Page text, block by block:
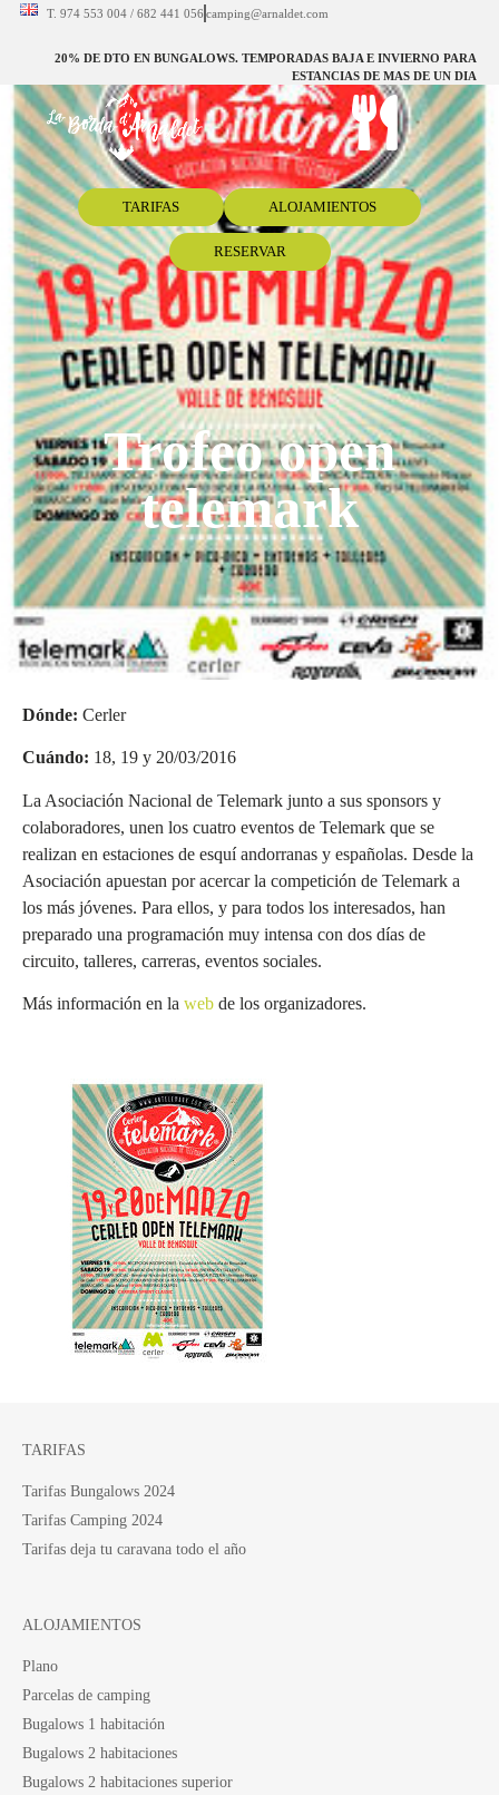
T. 974 553 004 / 682 441 056 camping@arnaldet.com
20% DE DTO EN BUNGALOWS. TEMPORADAS BAJA E INVIERNO PARA
ESTANCIAS DE MAS DE UN DIA
TARIFAS ALOJAMIENTOS
RESERVAR
Trofeo open
telemark
Dónde: Cerler
Cuándo: 18, 19 y 20/03/2016
La Asociación Nacional de Telemark junto a sus sponsors y
colaboradores, unen los cuatro eventos de Telemark que se
realizan en estaciones de esquí andorranas y españolas. Desde la
Asociación apuestan por acercar la competición de Telemark a
los más jóvenes. Para ellos, y para todos los interesados, han
preparado una programación muy intensa con dos días de
circuito, talleres, carreras, eventos sociales.
Más información en la web de los organizadores.
TARIFAS
Tarifas Bungalows 2024
Tarifas Camping 2024
Tarifas deja tu caravana todo el año
ALOJAMIENTOS
Plano
Parcelas de camping
Bugalows 1 habitación
Bugalows 2 habitaciones
Bugalows 2 habitaciones superior